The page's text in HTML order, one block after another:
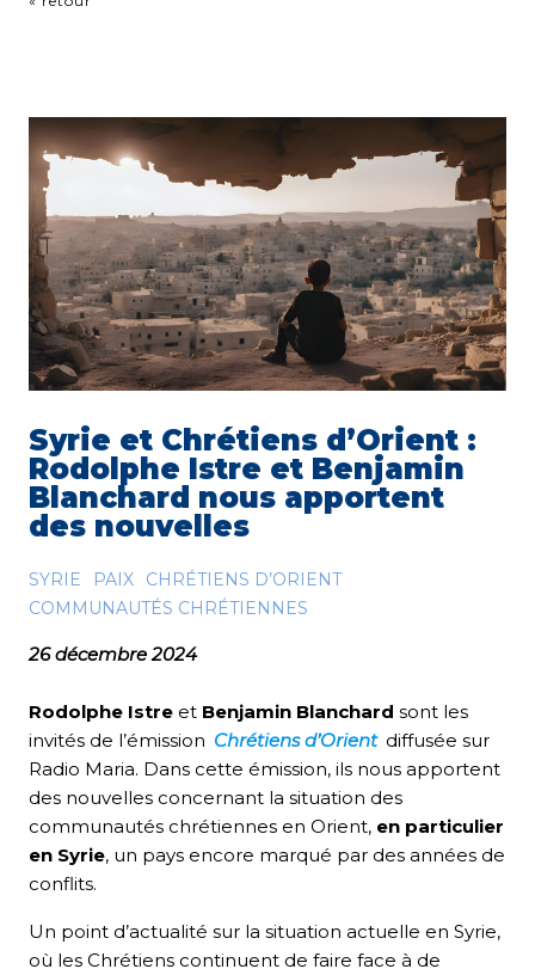
Syrie et Chrétiens d’Orient :
Rodolphe Istre et Benjamin
Blanchard nous apportent
des nouvelles
SYRIE PAIX
CHRÉTIENS D’ORIENT
COMMUNAUTÉS CHRÉTIENNES
26 décembre 2024
Rodolphe Istre et Benjamin Blanchard sont les
invités de l’émission Chrétiens d’Orient diffusée sur
Radio Maria. Dans cette émission, ils nous apportent
des nouvelles concernant la situation des
communautés chrétiennes en Orient, en particulier
en Syrie, un pays encore marqué par des années de
conflits.
Un point d’actualité sur la situation actuelle en Syrie,
où les Chrétiens continuent de faire face à de